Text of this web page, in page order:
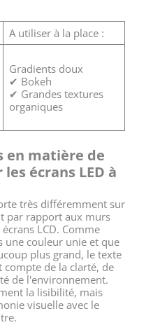
A utiliser à la place :
Gradients doux
✔ Bokeh
✔ Grandes textures
organiques
en matière de
écrans LED à
très différemment sur
par rapport aux murs
LCD. Comme
une couleur unie et que
plus grand, le texte
de la clarté, de
de l'environnement.
la lisibilité, mais
visuelle avec le